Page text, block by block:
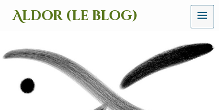
Aldor (le blog)
avec
des
des
images
MENU